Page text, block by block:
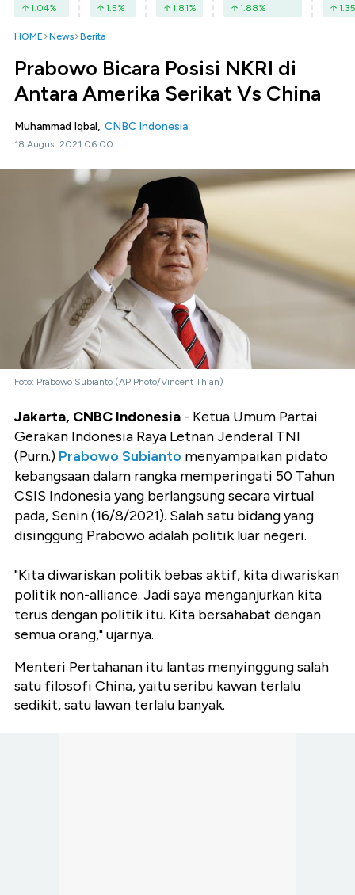
1.04% 1.5% 1.81% 1.88% 1.35
HOME News Berita
Prabowo Bicara Posisi NKRI di
Antara Amerika Serikat Vs China
Muhammad Iqbal, CNBC Indonesia
18 August 2021 06:00
Foto: Prabowo Subianto (AP Photo/Vincent Thian)
Jakarta, CNBC Indonesia - Ketua Umum Partai
Gerakan Indonesia Raya Letnan Jenderal TNI
(Purn.) Prabowo Subianto menyampaikan pidato
kebangsaan dalam rangka memperingati 50 Tahun
CSIS Indonesia yang berlangsung secara virtual
pada, Senin (16/8/2021). Salah satu bidang yang
disinggung Prabowo adalah politik luar negeri.
"Kita diwariskan politik bebas aktif, kita diwariskan
politik non-alliance. Jadi saya menganjurkan kita
terus dengan politik itu. Kita bersahabat dengan
semua orang," ujarnya.
Menteri Pertahanan itu lantas menyinggung salah
satu filosofi China, yaitu seribu kawan terlalu
sedikit, satu lawan terlalu banyak.